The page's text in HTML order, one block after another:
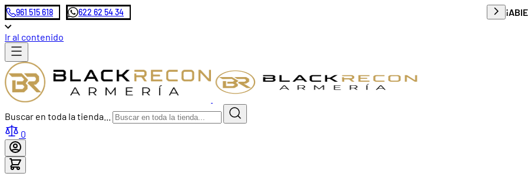
Envío
961 515 618 622 62 54 34
Ir al contenido
Buscar en toda la tienda...
0